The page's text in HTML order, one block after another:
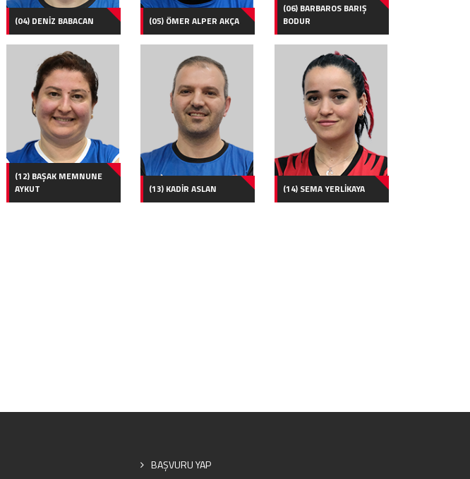
(04) DENİZ BABACAN (05) ÖMER ALPER AKÇA
(06) BARBAROS BARIŞ
BODUR
(12) BAŞAK MEMNUNE
AYKUT
(13) KADİR ASLAN (14) SEMA YERLİKAYA
BAŞVURU YAP